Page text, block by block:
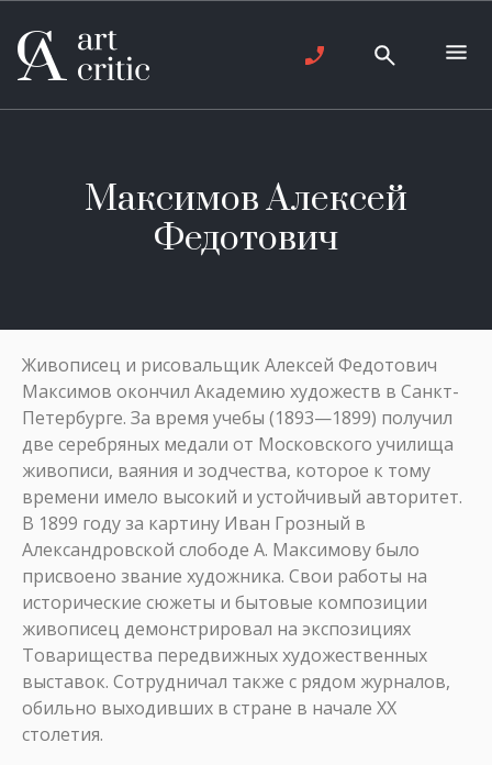
Максимов Алексей
Федотович
Живописец и рисовальщик Алексей Федотович
Максимов окончил Академию художеств в Санкт-
Петербурге. За время учебы (1893—1899) получил
две серебряных медали от Московского училища
живописи, ваяния и зодчества, которое к тому
времени имело высокий и устойчивый авторитет.
В 1899 году за картину Иван Грозный в
Александровской слободе А. Максимову было
присвоено звание художника. Свои работы на
исторические сюжеты и бытовые композиции
живописец демонстрировал на экспозициях
Товарищества передвижных художественных
выставок. Сотрудничал также с рядом журналов,
обильно выходивших в стране в начале XX
столетия.